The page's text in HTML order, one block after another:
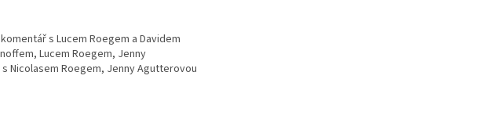
s Lucem Roegem a Davidem
Lucem Roegem, Jenny
Nicolasem Roegem, Jenny Agutterovou